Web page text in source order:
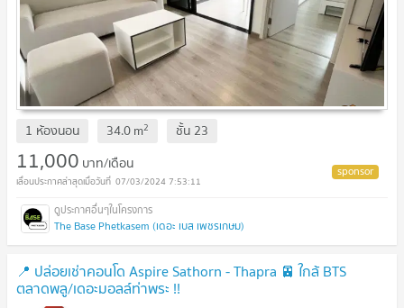
1 ห้องนอน 34.0m2 ชั้น 23
11,000 บาท/เดือน
07/03/2024 7:53:11
The Base Phetkasem (เดอะ เบส เพชรเกษม)
📍 ปล่อยเช่าคอนโด Aspire Sathorn - Thapra 🚈 ใกล้ BTS
ตลาดพลู/เดอะมอลล์ท่าพระ !!